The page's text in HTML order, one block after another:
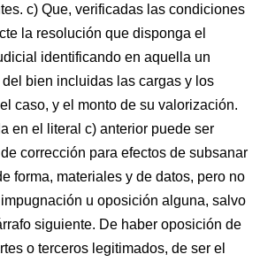
c) Que, verificadas las condiciones
la resolución que disponga el
identificando en aquella un
bien incluidas las cargas y los
caso, y el monto de su valorización.
en el literal c) anterior puede ser
corrección para efectos de subsanar
forma, materiales y de datos, pero no
u oposición alguna, salvo
siguiente. De haber oposición de
o terceros legitimados, de ser el